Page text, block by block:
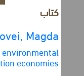
Lovei, Magda
and environmental
economies